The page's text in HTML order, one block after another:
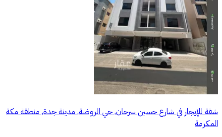
شقة للإيجار في شارع حسين سرحان, حي الروضة, مدينة جدة, منطقة مكة
المكرمة